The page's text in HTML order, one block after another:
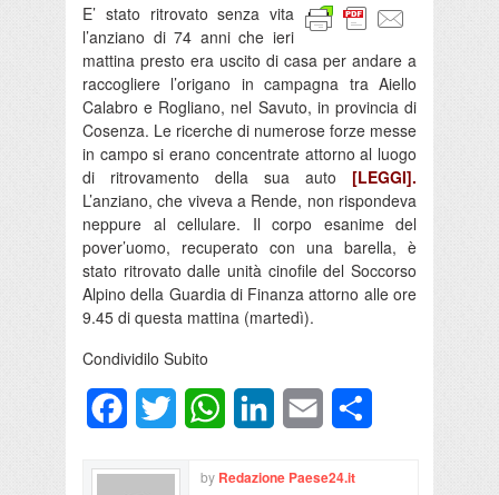
E’ stato ritrovato senza vita
l’anziano di 74 anni che ieri
mattina presto era uscito di casa per andare a
raccogliere l’origano in campagna tra Aiello
Calabro e Rogliano, nel Savuto, in provincia di
Cosenza. Le ricerche di numerose forze messe
in campo si erano concentrate attorno al luogo
di ritrovamento della sua auto [LEGGI].
L’anziano, che viveva a Rende, non rispondeva
neppure al cellulare. Il corpo esanime del
pover’uomo, recuperato con una barella, è
stato ritrovato dalle unità cinofile del Soccorso
Alpino della Guardia di Finanza attorno alle ore
9.45 di questa mattina (martedì).
Condividilo Subito
FacebookTwitter WhatsAppLinkedInEmail
by Redazione Paese24.it